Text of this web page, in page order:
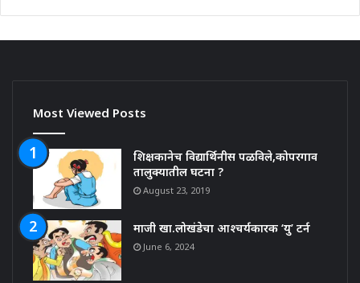
Most Viewed Posts
शिक्षकानेच विद्यार्थिनीस पळविले,कोपरगाव
तालुक्यातील घटना ?
August 23, 2019
माजी खा.लोखंडेचा आश्चर्यकारक ‘यु’ टर्न
June 6, 2024